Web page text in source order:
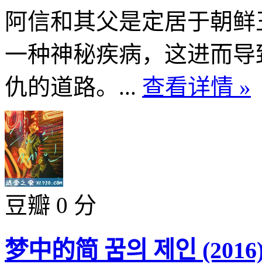
阿信和其父是定居于朝
一种神秘疾病，这进而
仇的道路。... 查看详情 »
豆瓣 0 分
梦中的简 꿈의 제인